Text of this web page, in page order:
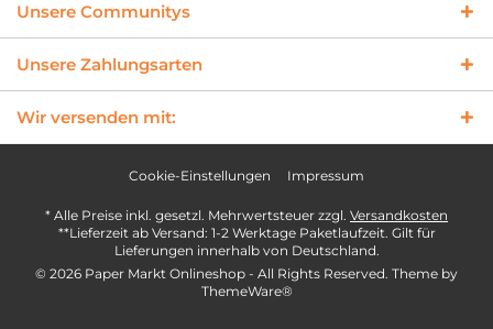
Unsere Communitys
Unsere Zahlungsarten
Wir versenden mit:
Cookie-Einstellungen Impressum
* Alle Preise inkl. gesetzl. Mehrwertsteuer zzgl. Versandkosten
**Lieferzeit ab Versand: 1-2 Werktage Paketlaufzeit. Gilt für
Lieferungen innerhalb von Deutschland.
© 2026 Paper Markt Onlineshop - All Rights Reserved. Theme by
ThemeWare®